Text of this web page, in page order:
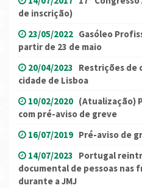
de inscrição)
23/05/2022 Gasóleo
partir de 23 de maio
20/04/2023 Restrições de
cidade de Lisboa
10/02/2020 (Atualização)
com pré-aviso de greve
16/07/2019 Pré-aviso de
14/07/2023 Portugal
documental de pessoas nas
durante a JMJ